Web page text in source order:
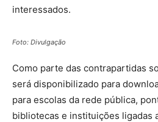
interessados.
Foto: Divulgação
Como parte das contrapartidas
será disponibilizado para
para escolas da rede pública,
bibliotecas e instituições ligadas